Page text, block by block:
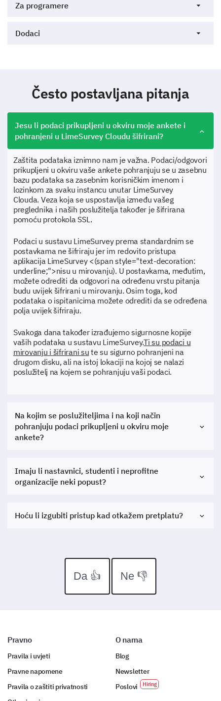
Za programere
Dodaci
Često postavljana pitanja
Jesu li podaci prikupljeni u okviru moje ankete i
pohranjeni u LimeSurvey Cloudu šifrirani?
Zaštita podataka iznimno nam je važna. Podaci/odgovori
prikupljeni u okviru vaše ankete pohranjuju se u zasebnu
bazu podataka sa zasebnim korisničkim imenom i
lozinkom za svaku instancu unutar LimeSurvey
Clouda. Veza koja se uspostavlja između vašeg
preglednika i naših poslužitelja također je šifrirana
pomoću protokola SSL.
Podaci u sustavu LimeSurvey prema standardnim se
postavkama ne šifriraju jer im redovito pristupa
aplikacija LimeSurvey <(span style="text-decoration:
underline;">nisu u mirovanju). U postavkama, međutim,
možete odrediti da odgovori na određenu vrstu pitanja
budu uvijek šifrirani u mirovanju. Osim toga, kod
podataka o ispitanicima možete odrediti da se određena
polja uvijek šifriraju.
Svakoga dana također izrađujemo sigurnosne kopije
vaših podataka u sustavu LimeSurvey.Ti su podaci u
mirovanju i šifrirani su te su sigurno pohranjeni na
drugom disku, ali na istoj lokaciji na kojoj se nalazi
poslužitelj na kojem se pohranjuju vaši podaci.
Na kojim se poslužiteljima i na koji način
pohranjuju podaci prikupljeni u okviru moje
ankete?
Imaju li nastavnici, studenti i neprofitne
organizacije neki popust?
Hoću li izgubiti pristup kad otkažem pretplatu?
Da 👍 Ne 👎
Pravno
Pravila i uvjeti
Pravne napomene
Pravila o zaštiti privatnosti
O nama
Blog
Newsletter
Poslovi